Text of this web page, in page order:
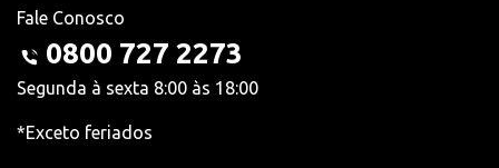
Fale Conosco
0800 727 2273
Segunda à sexta 8:00 às 18:00
*Exceto feriados